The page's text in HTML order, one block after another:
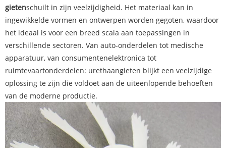
gietenschuilt in zijn veelzijdigheid. Het materiaal kan in
ingewikkelde vormen en ontwerpen worden gegoten, waardoor
het ideaal is voor een breed scala aan toepassingen in
verschillende sectoren. Van auto-onderdelen tot medische
apparatuur, van consumentenelektronica tot
ruimtevaartonderdelen: urethaangieten blijkt een veelzijdige
oplossing te zijn die voldoet aan de uiteenlopende behoeften
van de moderne productie.